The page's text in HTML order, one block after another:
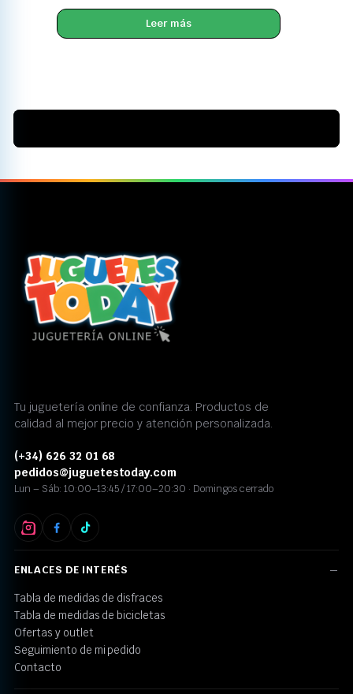
Leer más
Tu juguetería online de confianza. Productos de
calidad al mejor precio y atención personalizada.
(+34) 626 32 01 68
pedidos@juguetestoday.com
Lun – Sáb: 10:00–13:45 / 17:00–20:30 · Domingos cerrado
ENLACES DE INTERÉS
Tabla de medidas de disfraces
Tabla de medidas de bicicletas
Ofertas y outlet
Seguimiento de mi pedido
Contacto